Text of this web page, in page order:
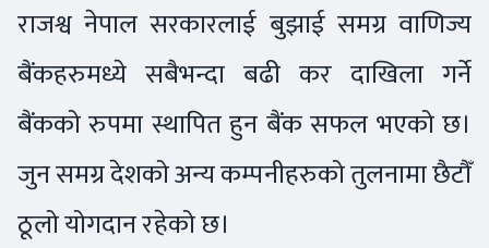
राजश्व नेपाल सरकारलाई बुझाई समग्र वाणिज्य
बैंकहरुमध्ये सबैभन्दा बढी कर दाखिला गर्ने
बैंकको रुपमा स्थापित हुन बैंक सफल भएको छ।
जुन समग्र देशको अन्य कम्पनीहरुको तुलनामा छैटौँ
ठूलो योगदान रहेको छ।